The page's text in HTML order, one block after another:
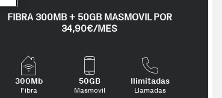
FIBRA 300MB + 50GB MASMOVIL POR
34,90€/MES
300Mb
Fibra
50GB
Masmovil
Ilimitadas
Llamadas